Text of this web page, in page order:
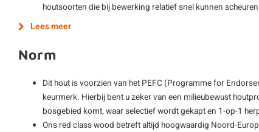
houtsoorten die bij bewerking relatief snel kunnen
Lees meer
Norm
Dit hout is voorzien van het PEFC (Programme for
keurmerk. Hierbij bent u zeker van een milieubewust
bosgebied komt, waar selectief wordt gekapt en 1-op-1
Ons red class wood betreft altijd hoogwaardig Noord-